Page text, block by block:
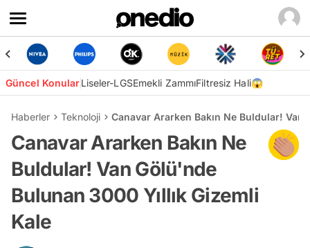
Güncel KonularLiseler-LGSEmekli ZammıFiltresiz Hali😱
Haberler Teknoloji Canavar Ararken Bakın Ne Buldular!
Canavar Ararken Bakın Ne
Buldular! Van Gölü'nde
Bulunan 3000 Yıllık Gizemli
Kale